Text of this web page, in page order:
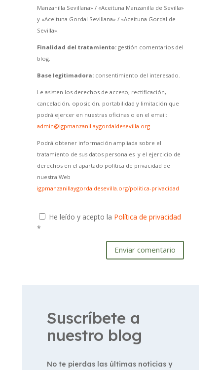
Manzanilla Sevillana» / «Aceituna Manzanilla de Sevilla»
y «Aceituna Gordal Sevillana» / «Aceituna Gordal de
Sevilla».
Finalidad del tratamiento:gestión comentarios del
blog.
Base legitimadora:consentimiento del interesado.
Le asisten los derechos de acceso, rectificación,
cancelación, oposición, portabilidad y limitación que
podrá ejercer en nuestras oficinas o en el email:
admin@igpmanzanillaygordaldesevilla.org
Podrá obtener información ampliada sobre el
tratamiento de sus datos personales y el ejercicio de
derechos en el apartado política de privacidad de
nuestra Web
igpmanzanillaygordaldesevilla.org/politica-privacidad
He leído y acepto la Política de privacidad
*
Enviar comentario
Suscríbete a
nuestro blog
No te pierdas las últimas noticias y